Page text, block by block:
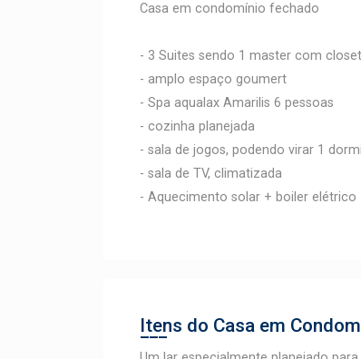
Casa em condomínio fechado
- 3 Suites sendo 1 master com
- amplo espaço goumert
- Spa aqualax Amarilis 6 pessoas
- cozinha planejada
- sala de jogos, podendo virar 1
- sala de TV, climatizada
- Aquecimento solar + boiler elétrico
Itens do Casa em